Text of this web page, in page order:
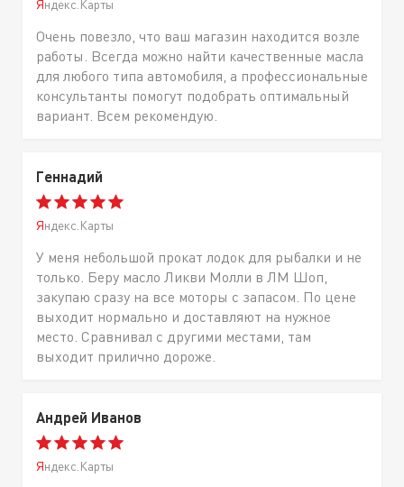
Яндекс.Карты
Очень повезло, что ваш магазин находится возле
работы. Всегда можно найти качественные масла
для любого типа автомобиля, а профессиональные
консультанты помогут подобрать оптимальный
вариант. Всем рекомендую.
Геннадий
Яндекс.Карты
У меня небольшой прокат лодок для рыбалки и не
только. Беру масло Ликви Молли в ЛМ Шоп,
закупаю сразу на все моторы с запасом. По цене
выходит нормально и доставляют на нужное
место. Сравнивал с другими местами, там
выходит прилично дороже.
Андрей Иванов
Яндекс.Карты